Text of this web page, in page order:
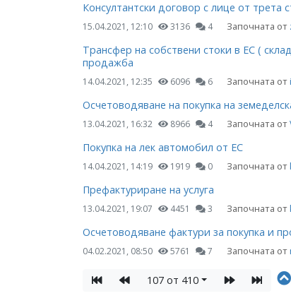
Консултантски договор с лице от трета
15.04.2021, 12:10 3136 4 Започната от
Трансфер на собствени стоки в ЕС (
продажба
14.04.2021, 12:35 6096 6 Започната от
Осчетоводяване на покупка на
13.04.2021, 16:32 8966 4 Започната от
Покупка на лек автомобил от ЕС
14.04.2021, 14:19 1919 0 Започната от
Префактуриране на услуга
13.04.2021, 19:07 4451 3 Започната от
Осчетоводяване фактури за покупка и
04.02.2021, 08:50 5761 7 Започната от
107 от 410